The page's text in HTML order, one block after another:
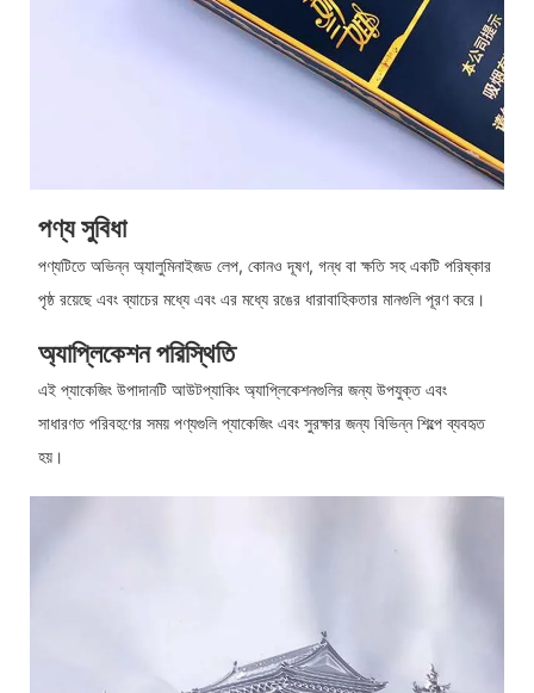
পণ্য সুবিধা
পণ্যটিতে অভিন্ন অ্যালুমিনাইজড লেপ, কোনও দূষণ, গন্ধ বা ক্ষতি সহ একটি পরিষ্কার
পৃষ্ঠ রয়েছে এবং ব্যাচের মধ্যে এবং এর মধ্যে রঙের ধারাবাহিকতার মানগুলি পূরণ করে।
অ্যাপ্লিকেশন পরিস্থিতি
এই প্যাকেজিং উপাদানটি আউটপ্যাকিং অ্যাপ্লিকেশনগুলির জন্য উপযুক্ত এবং
সাধারণত পরিবহণের সময় পণ্যগুলি প্যাকেজিং এবং সুরক্ষার জন্য বিভিন্ন শিল্পে ব্যবহৃত
হয়।